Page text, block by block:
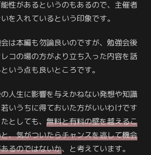
性があるというのもあるので、主催者
を入れているという印象です。
は本編も勿論良いのですが、勉強会後
コの場の方がより立ち入った内容を話
いう点も良いところです。
人生に影響を与えかねない発想や知識
いうちに得ておいた方がいいわけです
としても、 無料と有料の壁を越えるこ
、気がついたらチャンスを逃して機会
るのではないか、と考えています。